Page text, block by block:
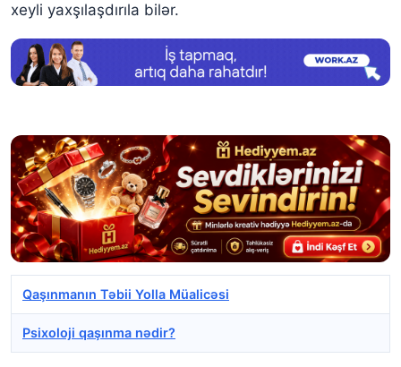
xeyli yaxşılaşdırıla bilər.
Qaşınmanın Təbii Yolla Müalicəsi
Psixoloji qaşınma nədir?